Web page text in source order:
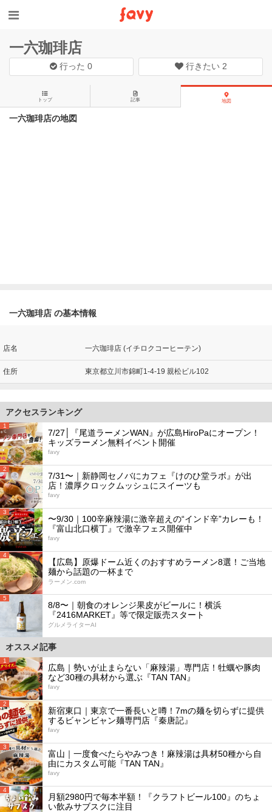
一六珈琲店
行った0 行きたい 2
トップ 記事 地図
一六珈琲店の地図
一六珈琲店 の基本情報
店名 一六珈琲店 (イチロクコーヒーテン)
住所 東京都立川市錦町1-4-19 親松ビル102
アクセスランキング
1
7/27│『尾道ラーメンWAN』が広島HiroPaにオープン！
キッズラーメン無料イベント開催
favy
2
7/31〜｜新静岡セノバにカフェ『けのひ堂ラボ』が出
店！濃厚クロックムッシュにスイーツも
favy
3
〜9/30｜100辛麻辣湯に激辛超えの“インド辛”カレーも！
『富山北口横丁』で激辛フェス開催中
favy
4
【広島】原爆ドーム近くのおすすめラーメン8選！ご当地
麺から話題の一杯まで
ラーメン.com
5
8/8〜｜朝食のオレンジ果皮がビールに！横浜
『2416MARKET』等で限定販売スタート
グルメライターAI
オススメ記事
1
広島｜勢いが止まらない「麻辣湯」専門店！牡蠣や豚肉
など30種の具材から選ぶ『TAN TAN』
favy
2
新宿東口｜東京で一番長いと噂！7mの麺を切らずに提供
するビャンビャン麺専門店『秦唐記』
favy
3
富山｜一度食べたらやみつき！麻辣湯は具材50種から自
由にカスタム可能『TAN TAN』
favy
4
月額2980円で毎本半額！『クラフトビール100』のちょ
い飲みサブスクに注目